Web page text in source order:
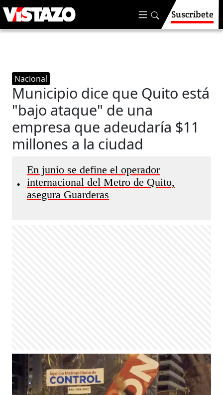
Suscríbete
Nacional
Municipio dice que Quito está
"bajo ataque" de una
empresa que adeudaría $11
millones a la ciudad
•
En junio se define el operador
internacional del Metro de Quito,
asegura Guarderas